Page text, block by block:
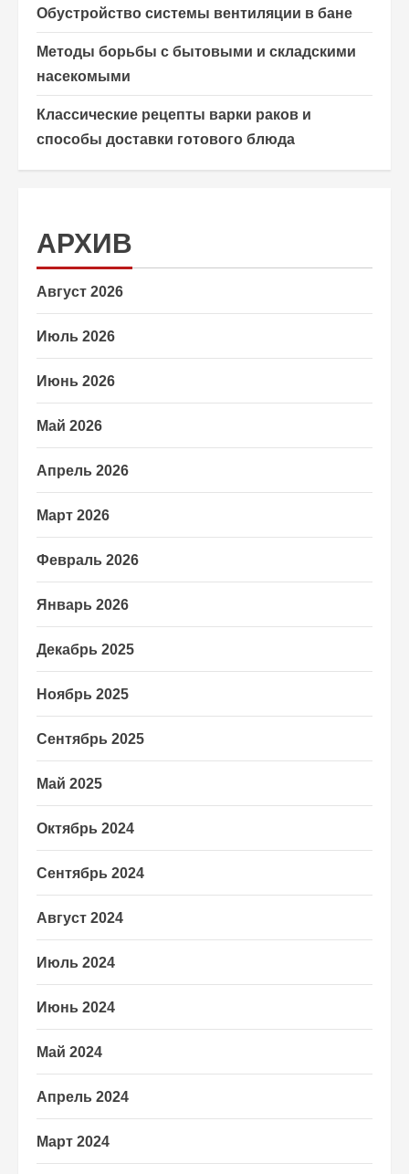
Обустройство системы вентиляции в бане
Методы борьбы с бытовыми и складскими
насекомыми
Классические рецепты варки раков и
способы доставки готового блюда
АРХИВ
Август 2026
Июль 2026
Июнь 2026
Май 2026
Апрель 2026
Март 2026
Февраль 2026
Январь 2026
Декабрь 2025
Ноябрь 2025
Сентябрь 2025
Май 2025
Октябрь 2024
Сентябрь 2024
Август 2024
Июль 2024
Июнь 2024
Май 2024
Апрель 2024
Март 2024